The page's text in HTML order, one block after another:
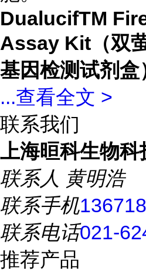
DualucifTM
Assay Kit（双
基因检测试剂盒
...查看全文 >
联系我们
上海晅科生物科
联系人 黄明浩
联系手机
联系电话021-
推荐产品